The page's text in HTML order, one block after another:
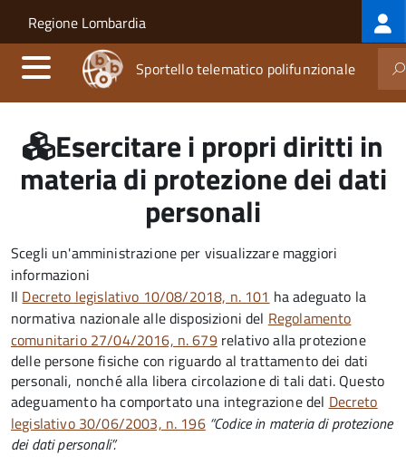
Salta al contenuto principale
Skip to site navigation
Regione Lombardia
Sportello telematico polifunzionale
Esercitare i propri diritti in
materia di protezione dei dati
personali
Scegli un'amministrazione per visualizzare maggiori
informazioni
Il Decreto legislativo 10/08/2018, n. 101 ha adeguato la
normativa nazionale alle disposizioni del Regolamento
comunitario 27/04/2016, n. 679relativo alla protezione
delle persone fisiche con riguardo al trattamento dei dati
personali, nonché alla libera circolazione di tali dati. Questo
adeguamento ha comportato una integrazione del Decreto
legislativo 30/06/2003, n. 196 “Codice in materia di protezione
dei dati personali”.